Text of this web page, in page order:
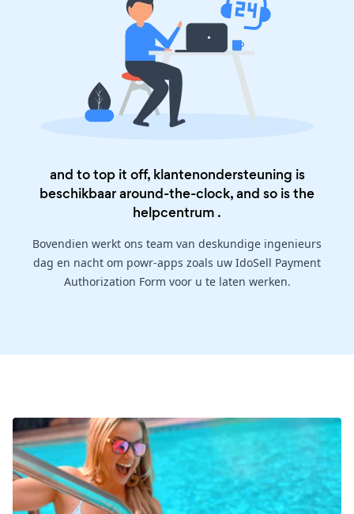
and to top it off, klantenondersteuning is
beschikbaar around-the-clock, and so is the
helpcentrum .
Bovendien werkt ons team van deskundige ingenieurs
dag en nacht om powr-apps zoals uw IdoSell Payment
Authorization Form voor u te laten werken.